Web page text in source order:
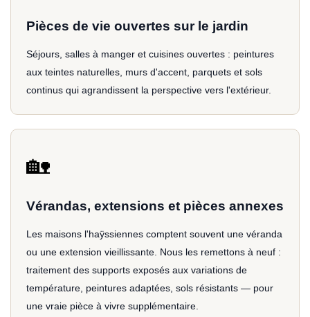
Pièces de vie ouvertes sur le jardin
Séjours, salles à manger et cuisines ouvertes : peintures
aux teintes naturelles, murs d'accent, parquets et sols
continus qui agrandissent la perspective vers l'extérieur.
🏡
Vérandas, extensions et pièces annexes
Les maisons l'haÿssiennes comptent souvent une véranda
ou une extension vieillissante. Nous les remettons à neuf :
traitement des supports exposés aux variations de
température, peintures adaptées, sols résistants — pour
une vraie pièce à vivre supplémentaire.